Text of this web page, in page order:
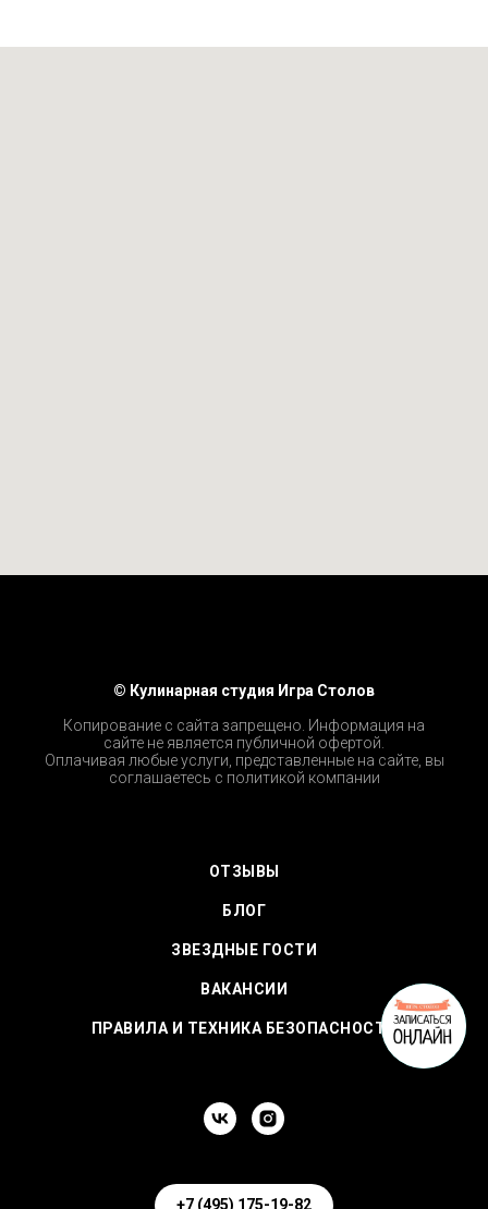
© Кулинарная студия Игра Столов
Копирование с сайта запрещено. Информация на
сайте не является публичной офертой.
Оплачивая любые услуги, представленные на сайте, вы
соглашаетесь с политикой компании
ОТЗЫВЫ
БЛОГ
ЗВЕЗДНЫЕ ГОСТИ
ВАКАНСИИ
ПРАВИЛА И ТЕХНИКА БЕЗОПАСНОСТИ
+7 (495) 175-19-82